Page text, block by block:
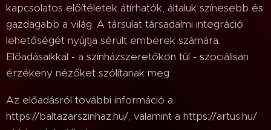
kapcsolatos előítéletek átírhatók, általuk színesebb és
gazdagabb a világ. A társulat társadalmi integráció
lehetőségét nyújtja sérült emberek számára.
Előadásaikkal - a színházszeretőkön túl - szociálisan
érzékeny nézőket szólítanak meg.
Az előadásról további információ a
https://baltazarszinhaz.hu/, valamint a https://artus.hu/